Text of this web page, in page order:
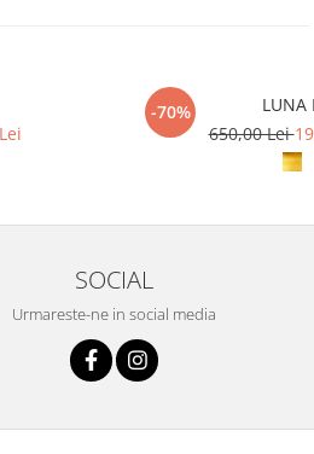
-70%
LUNA
650,00 Lei
SOCIAL
Urmareste-ne in social media